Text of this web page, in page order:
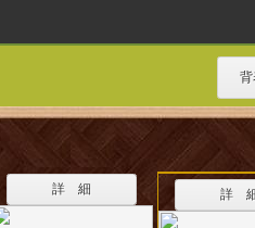
詳 細 詳